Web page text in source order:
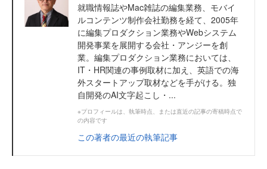
就職情報誌やMac雑誌の編集業務、モバイ
ルコンテンツ制作会社勤務を経て、2005年
に編集プロダクション業務やWebシステム
開発事業を展開する会社・アンジーを創
業。編集プロダクション業務においては、
IT・HR関連の事例取材に加え、英語での海
外スタートアップ取材などを手がける。独
自開発のAI文字起こし・...
※プロフィールは、執筆時点、または直近の記事の寄稿時点で
の内容です
この著者の最近の執筆記事